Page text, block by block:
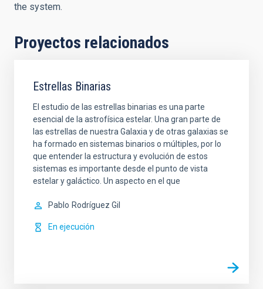
the system.
Proyectos relacionados
Estrellas Binarias
El estudio de las estrellas binarias es una parte
esencial de la astrofísica estelar. Una gran parte de
las estrellas de nuestra Galaxia y de otras galaxias se
ha formado en sistemas binarios o múltiples, por lo
que entender la estructura y evolución de estos
sistemas es importante desde el punto de vista
estelar y galáctico. Un aspecto en el que
Pablo Rodríguez Gil
En ejecución